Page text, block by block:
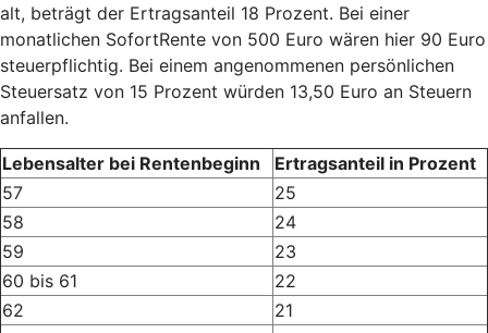
alt, beträgt der Ertragsanteil 18 Prozent. Bei einer
monatlichen SofortRente von 500 Euro wären hier 90 Euro
steuerpflichtig. Bei einem angenommenen persönlichen
Steuersatz von 15 Prozent würden 13,50 Euro an Steuern
anfallen.
Lebensalter bei Rentenbeginn
Ertragsanteil in Prozent
57
25
58
24
59
23
60 bis 61
22
62
21